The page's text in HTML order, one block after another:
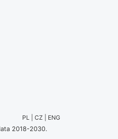
PL | CZ | ENG
2018-2030.